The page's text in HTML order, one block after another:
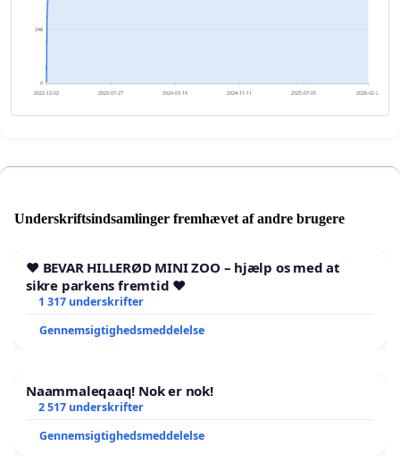
0
248
2022-12-02 2023-07-27 2024-03-19 2024-11-11 2025-07-05 2026-02-27
Underskriftsindsamlinger fremhævet af andre brugere
❤️ BEVAR HILLERØD MINI ZOO – hjælp os med at
sikre parkens fremtid ❤️
1 317 underskrifter
Gennemsigtighedsmeddelelse
Naammaleqaaq! Nok er nok!
2 517 underskrifter
Gennemsigtighedsmeddelelse